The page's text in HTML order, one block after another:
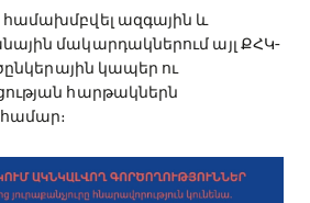
ազգային և
մակարդակներում այլ ՔՀԿ-
կապեր ու
հարթակներն